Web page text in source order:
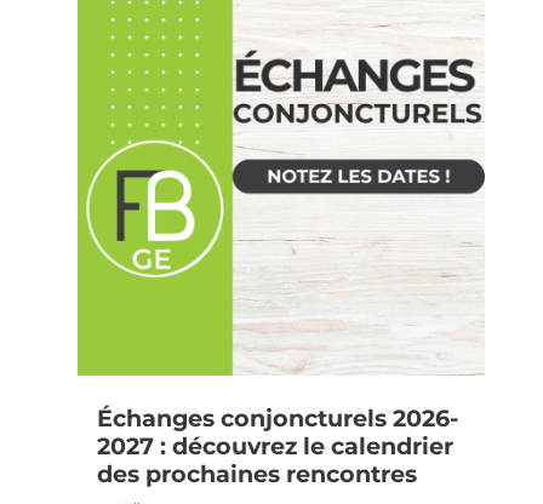
Échanges conjoncturels 2026-
2027 : découvrez le calendrier
des prochaines rencontres